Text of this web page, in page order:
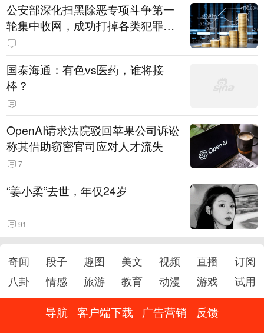
公安部深化扫黑除恶专项斗争第一
轮集中收网，成功打掉各类犯罪团
伙1000余个，抓获犯罪嫌疑人820
0余名，破获各类刑事案件5400余
起
国泰海通：有色vs医药，谁将接
棒？
OpenAI请求法院驳回苹果公司诉讼
称其借助窃密官司应对人才流失
7
“姜小柔”去世，年仅24岁
91
奇闻 段子 趣图 美文 视频 直播
订阅
八卦
情感 旅游 教育 动漫 游戏 试用
导航 客户端下载 广告营销 反馈